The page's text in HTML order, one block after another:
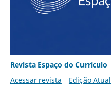
Revista Espaço do Currículo
Acessar revista
Edição Atual